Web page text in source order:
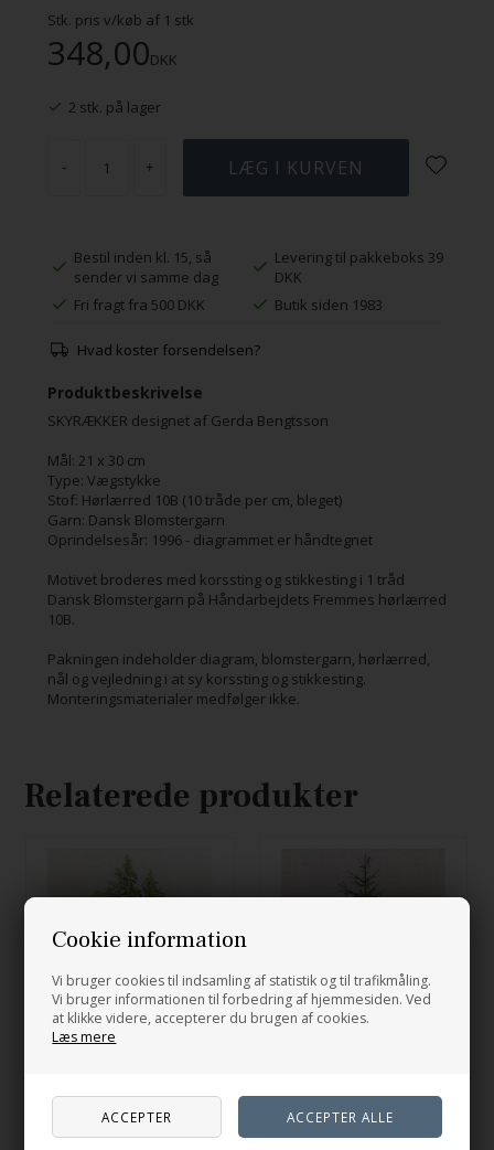
Cookie information
Vi bruger cookies til indsamling af statistik og til trafikmåling.
Vi bruger informationen til forbedring af hjemmesiden. Ved
at klikke videre, accepterer du brugen af cookies.
Læs mere
Stk. pris v/køb af 1 stk
348,00DKK
2 stk. på lager
- +
Bestil inden kl. 15, så
sender vi samme dag
Levering til pakkeboks 39
DKK
Fri fragt fra 500 DKK
Butik siden 1983
Hvad koster forsendelsen?
Produktbeskrivelse
SKYRÆKKER designet af Gerda Bengtsson
Mål: 21 x 30 cm
Type: Vægstykke
Stof: Hørlærred 10B (10 tråde per cm, bleget)
Garn: Dansk Blomstergarn
Oprindelsesår: 1996 - diagrammet er håndtegnet
Motivet broderes med korssting og stikkesting i 1 tråd
Dansk Blomstergarn på Håndarbejdets Fremmes hørlærred
10B.
Pakningen indeholder diagram, blomstergarn, hørlærred,
nål og vejledning i at sy korssting og stikkesting.
Monteringsmaterialer medfølger ikke.
Relaterede produkter
348,00DKK
På lager
348,00DKK
På lager